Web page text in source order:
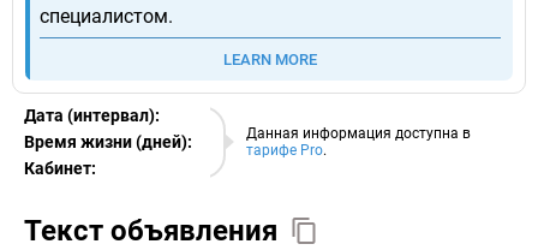
специалистом.
LEARN MORE
Данная информация доступна в
тарифе Pro.
Дата (интервал):
08.08.2026
Время жизни (дней):
Кабинет:
EURO
Текст объявления